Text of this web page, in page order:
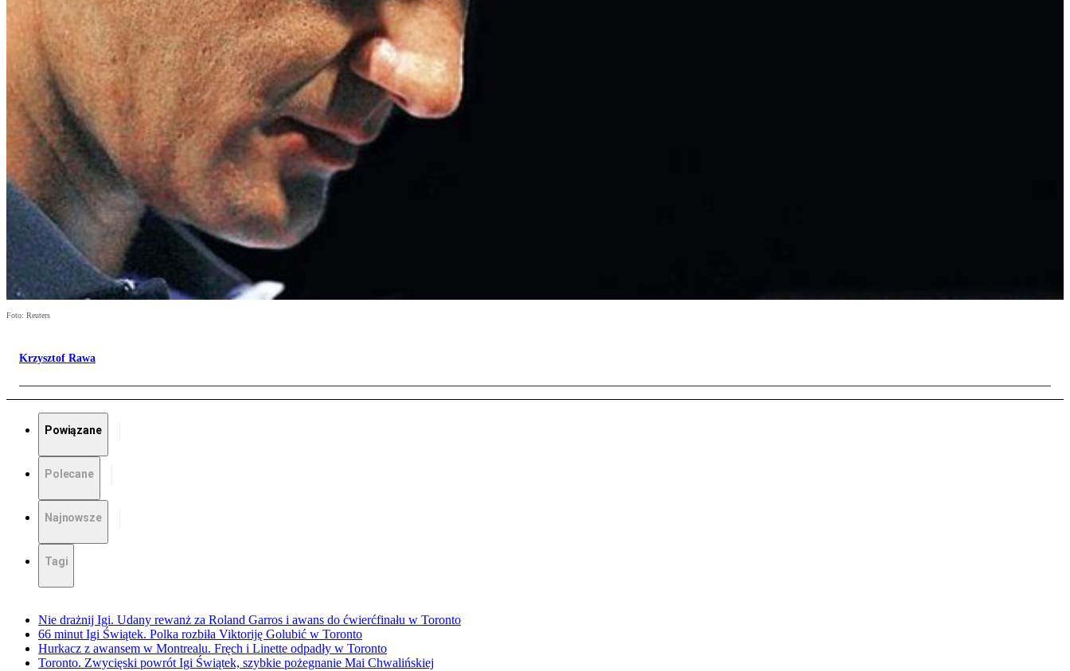
Foto: Reuters
Krzysztof Rawa
Powiązane
Polecane
Najnowsze
Tagi
Nie drażnij Igi. Udany rewanż za Roland Garros i awans do ćwierćfinału w Toronto
66 minut Igi Świątek. Polka rozbiła Viktoriję Golubić w Toronto
Hurkacz z awansem w Montrealu. Fręch i Linette odpadły w Toronto
Toronto. Zwycięski powrót Igi Świątek, szybkie pożegnanie Mai Chwalińskiej